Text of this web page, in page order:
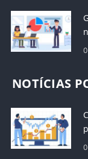
NOTÍCIAS